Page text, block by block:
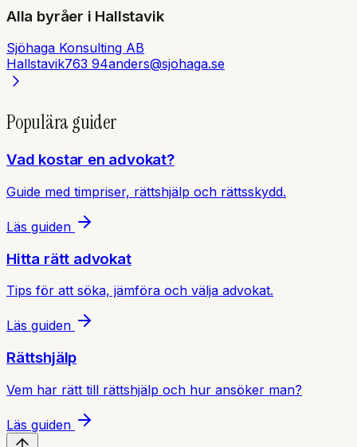
Alla byråer i Hallstavik
Sjöhaga Konsulting AB
Hallstavik763 94anders@sjohaga.se
Populära guider
Vad kostar en advokat?
Guide med timpriser, rättshjälp och rättsskydd.
Läs guiden
Hitta rätt advokat
Tips för att söka, jämföra och välja advokat.
Läs guiden
Rättshjälp
Vem har rätt till rättshjälp och hur ansöker man?
Läs guiden